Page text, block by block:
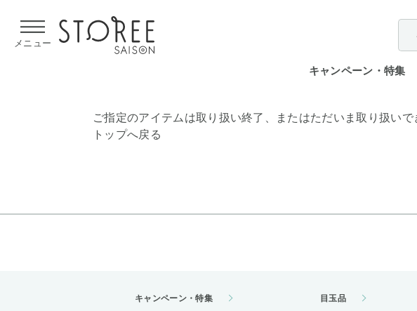
メニュー
キャンペーン・特集
ご指定のアイテムは取り扱い終了、またはただいま取り扱いで
トップへ戻る
キャンペーン・特集 目玉品